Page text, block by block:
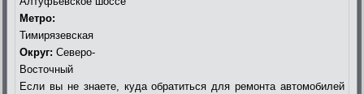
Метро:
Тимирязевская
Округ: Северо-
Восточный
Если вы не знаете, куда обратиться для ремонта автомобилей